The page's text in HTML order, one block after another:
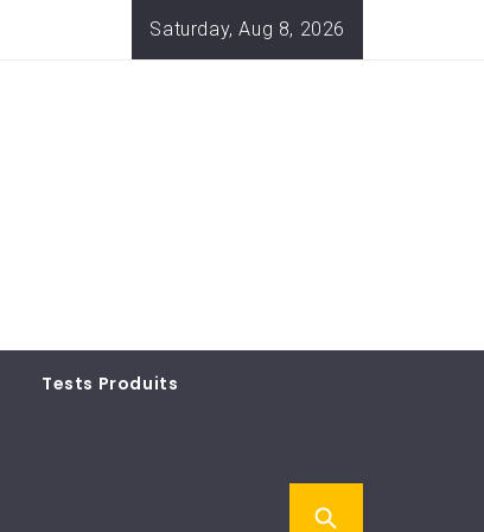
Saturday, Aug 8, 2026
Tests Produits